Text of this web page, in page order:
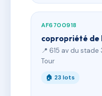
AF6700918
copropriété de
📍 615 av du
Tour
🏠 23 lots